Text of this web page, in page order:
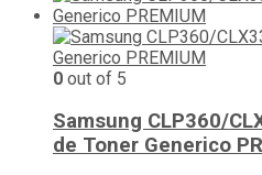
0 out of 5
Samsung CLP360/
de Toner Generico